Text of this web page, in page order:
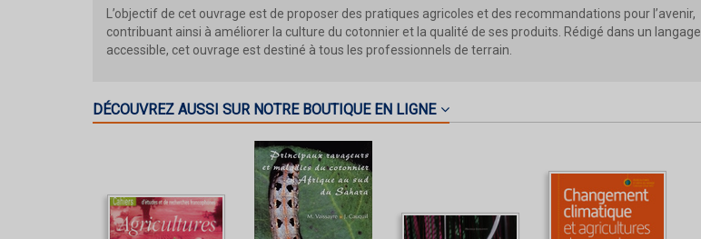
L’objectif de cet ouvrage est de proposer des pratiques agricoles et des recommandations pour l’avenir,
contribuant ainsi à améliorer la culture du cotonnier et la qualité de ses produits. Rédigé dans un langage
accessible, cet ouvrage est destiné à tous les professionnels de terrain.
DÉCOUVREZ AUSSI SUR NOTRE BOUTIQUE EN LIGNE